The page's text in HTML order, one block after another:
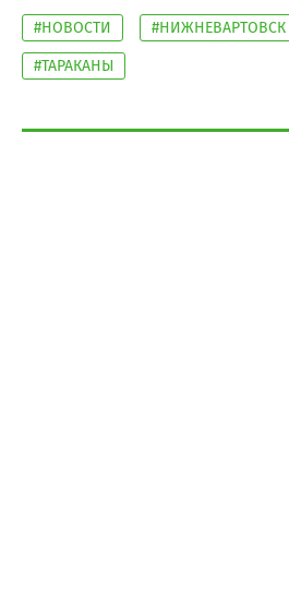
#НОВОСТИ #НИЖНЕВАРТОВСК
#ТАРАКАНЫ